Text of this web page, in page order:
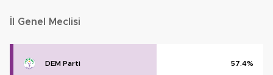
İl Genel Meclisi
DEM Parti 57.4%